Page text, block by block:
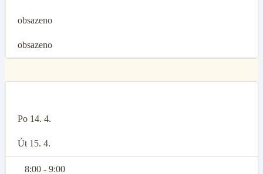
obsazeno
obsazeno
Po 14. 4.
Út 15. 4.
8:00 - 9:00